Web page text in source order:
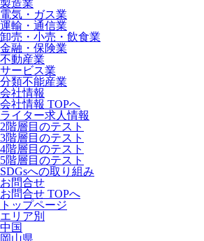
製造業
電気・ガス業
運輸・通信業
卸売・小売・飲食業
金融・保険業
不動産業
サービス業
分類不能産業
会社情報
会社情報 TOPへ
ライター求人情報
2階層目のテスト
3階層目のテスト
4階層目のテスト
5階層目のテスト
SDGsへの取り組み
お問合せ
お問合せ TOPへ
トップページ
エリア別
中国